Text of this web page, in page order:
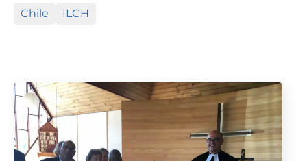
Chile ILCH